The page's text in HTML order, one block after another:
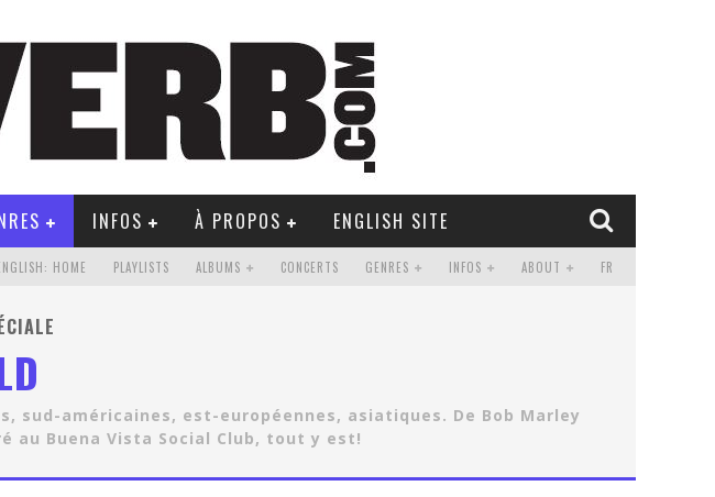
INFOS À PROPOS ENGLISH SITE
HOME PLAYLISTS ALBUMS CONCERTS GENRES INFOS ABOUT FR
sud-américaines, est-européennes, asiatiques. De Bob Marley
au Buena Vista Social Club, tout y est!